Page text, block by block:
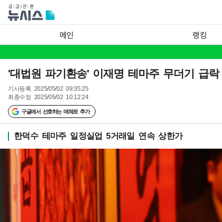
메인 랭킹
'대법원 파기환송' 이재명 테마주 무더기 급락
기사등록 2025/05/02 09:35:25
최종수정 2025/05/02 10:12:24
구글에서 선호하는 매체로 추가
한덕수 테마주 일정실업 5거래일 연속 상한가